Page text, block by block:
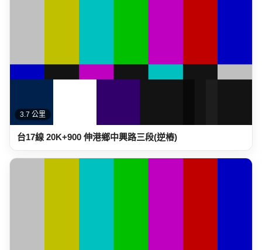
3.7 公里
台17線 20K+900 伸港鄉中興路三段(逆樁)